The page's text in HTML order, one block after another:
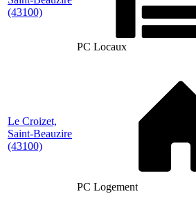
(43100)
PC Locaux
Le Croizet,
Saint-Beauzire
(43100)
PC Logement